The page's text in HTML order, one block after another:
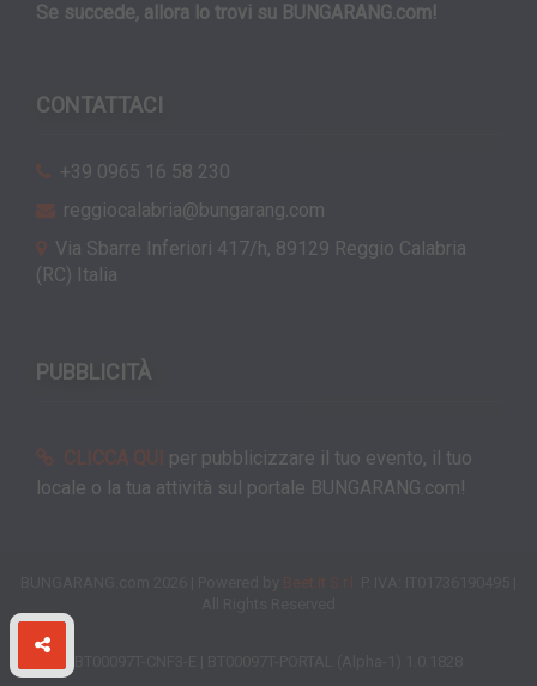
Se succede, allora lo trovi su BUNGARANG.com!
CONTATTACI
+39 0965 16 58 230
reggiocalabria@bungarang.com
Via Sbarre Inferiori 417/h, 89129 Reggio Calabria
(RC) Italia
PUBBLICITÀ
CLICCA QUI per pubblicizzare il tuo evento, il tuo
locale o la tua attività sul portale BUNGARANG.com!
Beet.it S.r.l.